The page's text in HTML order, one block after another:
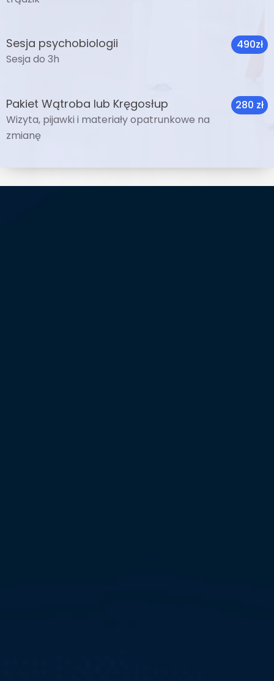
Sesja psychobiologii
Sesja do 3h
490zł
Pakiet Wątroba lub Kręgosłup
Wizyta, pijawki i materiały opatrunkowe na
zmianę
280 zł